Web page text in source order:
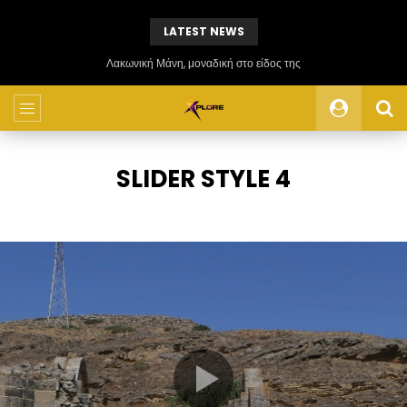
LATEST NEWS
Λακωνική Μάνη, μοναδική στο είδος της
SLIDER STYLE 4